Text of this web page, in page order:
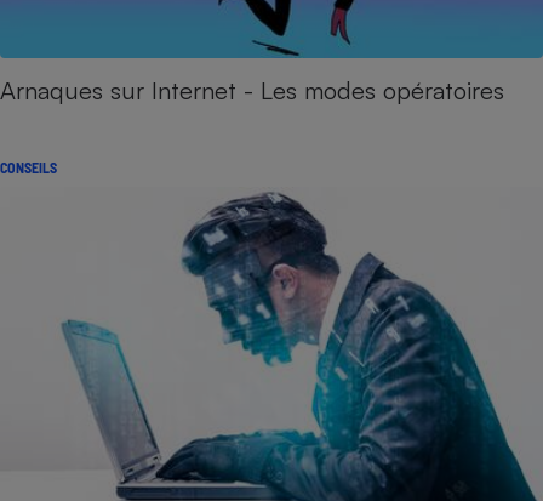
Arnaques sur Internet - Les modes opératoires
CONSEILS